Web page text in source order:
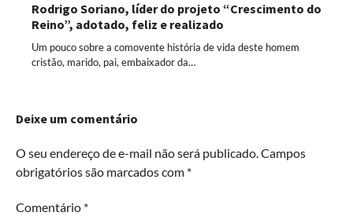
Rodrigo Soriano, líder do projeto “Crescimento do
Reino”, adotado, feliz e realizado
Um pouco sobre a comovente história de vida deste homem
cristão, marido, pai, embaixador da…
Deixe um comentário
O seu endereço de e-mail não será publicado.Campos
obrigatórios são marcados com *
Comentário *